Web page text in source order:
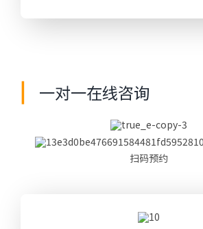
一对一在线咨询
扫码预约